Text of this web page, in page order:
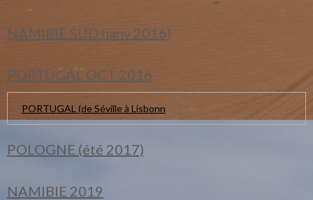
NAMIBIE SUD (janv 2016)
PORTUGAL OCT 2016
PORTUGAL (de Séville à Lisbonn
POLOGNE (été 2017)
NAMIBIE 2019